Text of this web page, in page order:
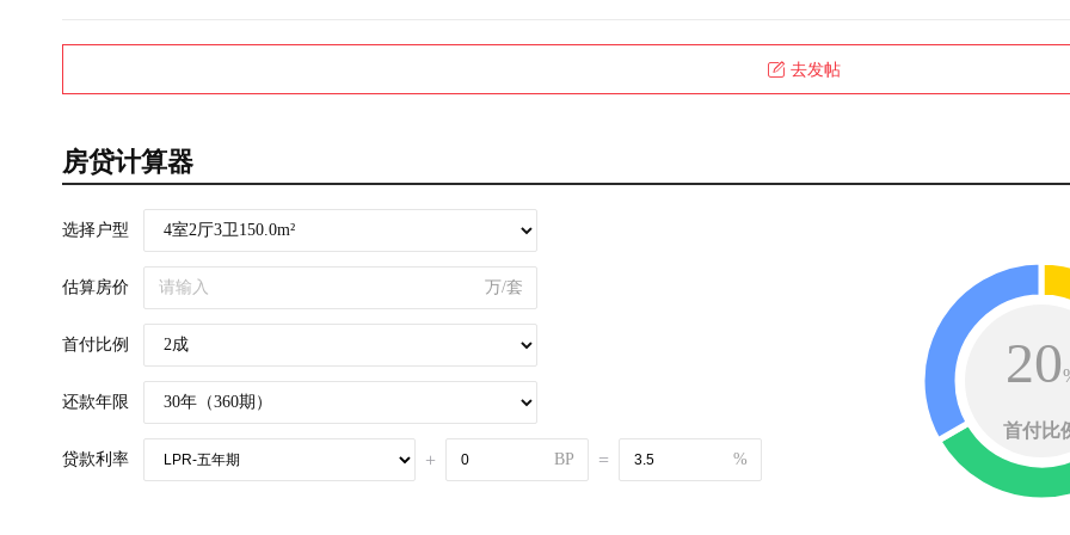
去发帖
房贷计算器
选择户型
估算房价 万/套
首付比例
还款年限
贷款利率 + BP = %
20
首付比